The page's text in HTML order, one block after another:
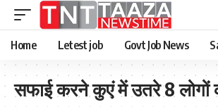
Home Letest job Govt Job News
सफाई करने कुएं में उतरे 8 लोगों